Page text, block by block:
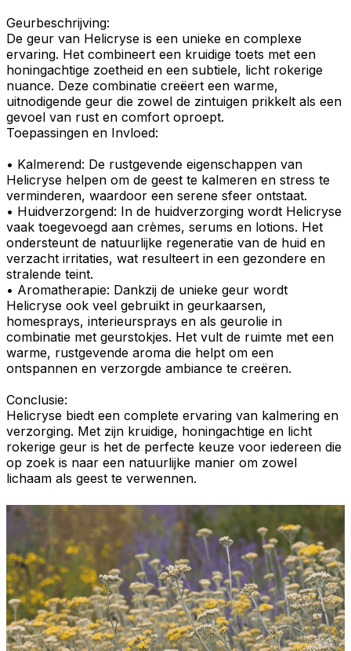
Geurbeschrijving:
De geur van Helicryse is een unieke en complexe
ervaring. Het combineert een kruidige toets met een
honingachtige zoetheid en een subtiele, licht rokerige
nuance. Deze combinatie creëert een warme,
uitnodigende geur die zowel de zintuigen prikkelt als een
gevoel van rust en comfort oproept.
Toepassingen en Invloed:
• Kalmerend: De rustgevende eigenschappen van
Helicryse helpen om de geest te kalmeren en stress te
verminderen, waardoor een serene sfeer ontstaat.
• Huidverzorgend: In de huidverzorging wordt Helicryse
vaak toegevoegd aan crèmes, serums en lotions. Het
ondersteunt de natuurlijke regeneratie van de huid en
verzacht irritaties, wat resulteert in een gezondere en
stralende teint.
• Aromatherapie: Dankzij de unieke geur wordt
Helicryse ook veel gebruikt in geurkaarsen,
homesprays, interieursprays en als geurolie in
combinatie met geurstokjes. Het vult de ruimte met een
warme, rustgevende aroma die helpt om een
ontspannen en verzorgde ambiance te creëren.
Conclusie:
Helicryse biedt een complete ervaring van kalmering en
verzorging. Met zijn kruidige, honingachtige en licht
rokerige geur is het de perfecte keuze voor iedereen die
op zoek is naar een natuurlijke manier om zowel
lichaam als geest te verwennen.